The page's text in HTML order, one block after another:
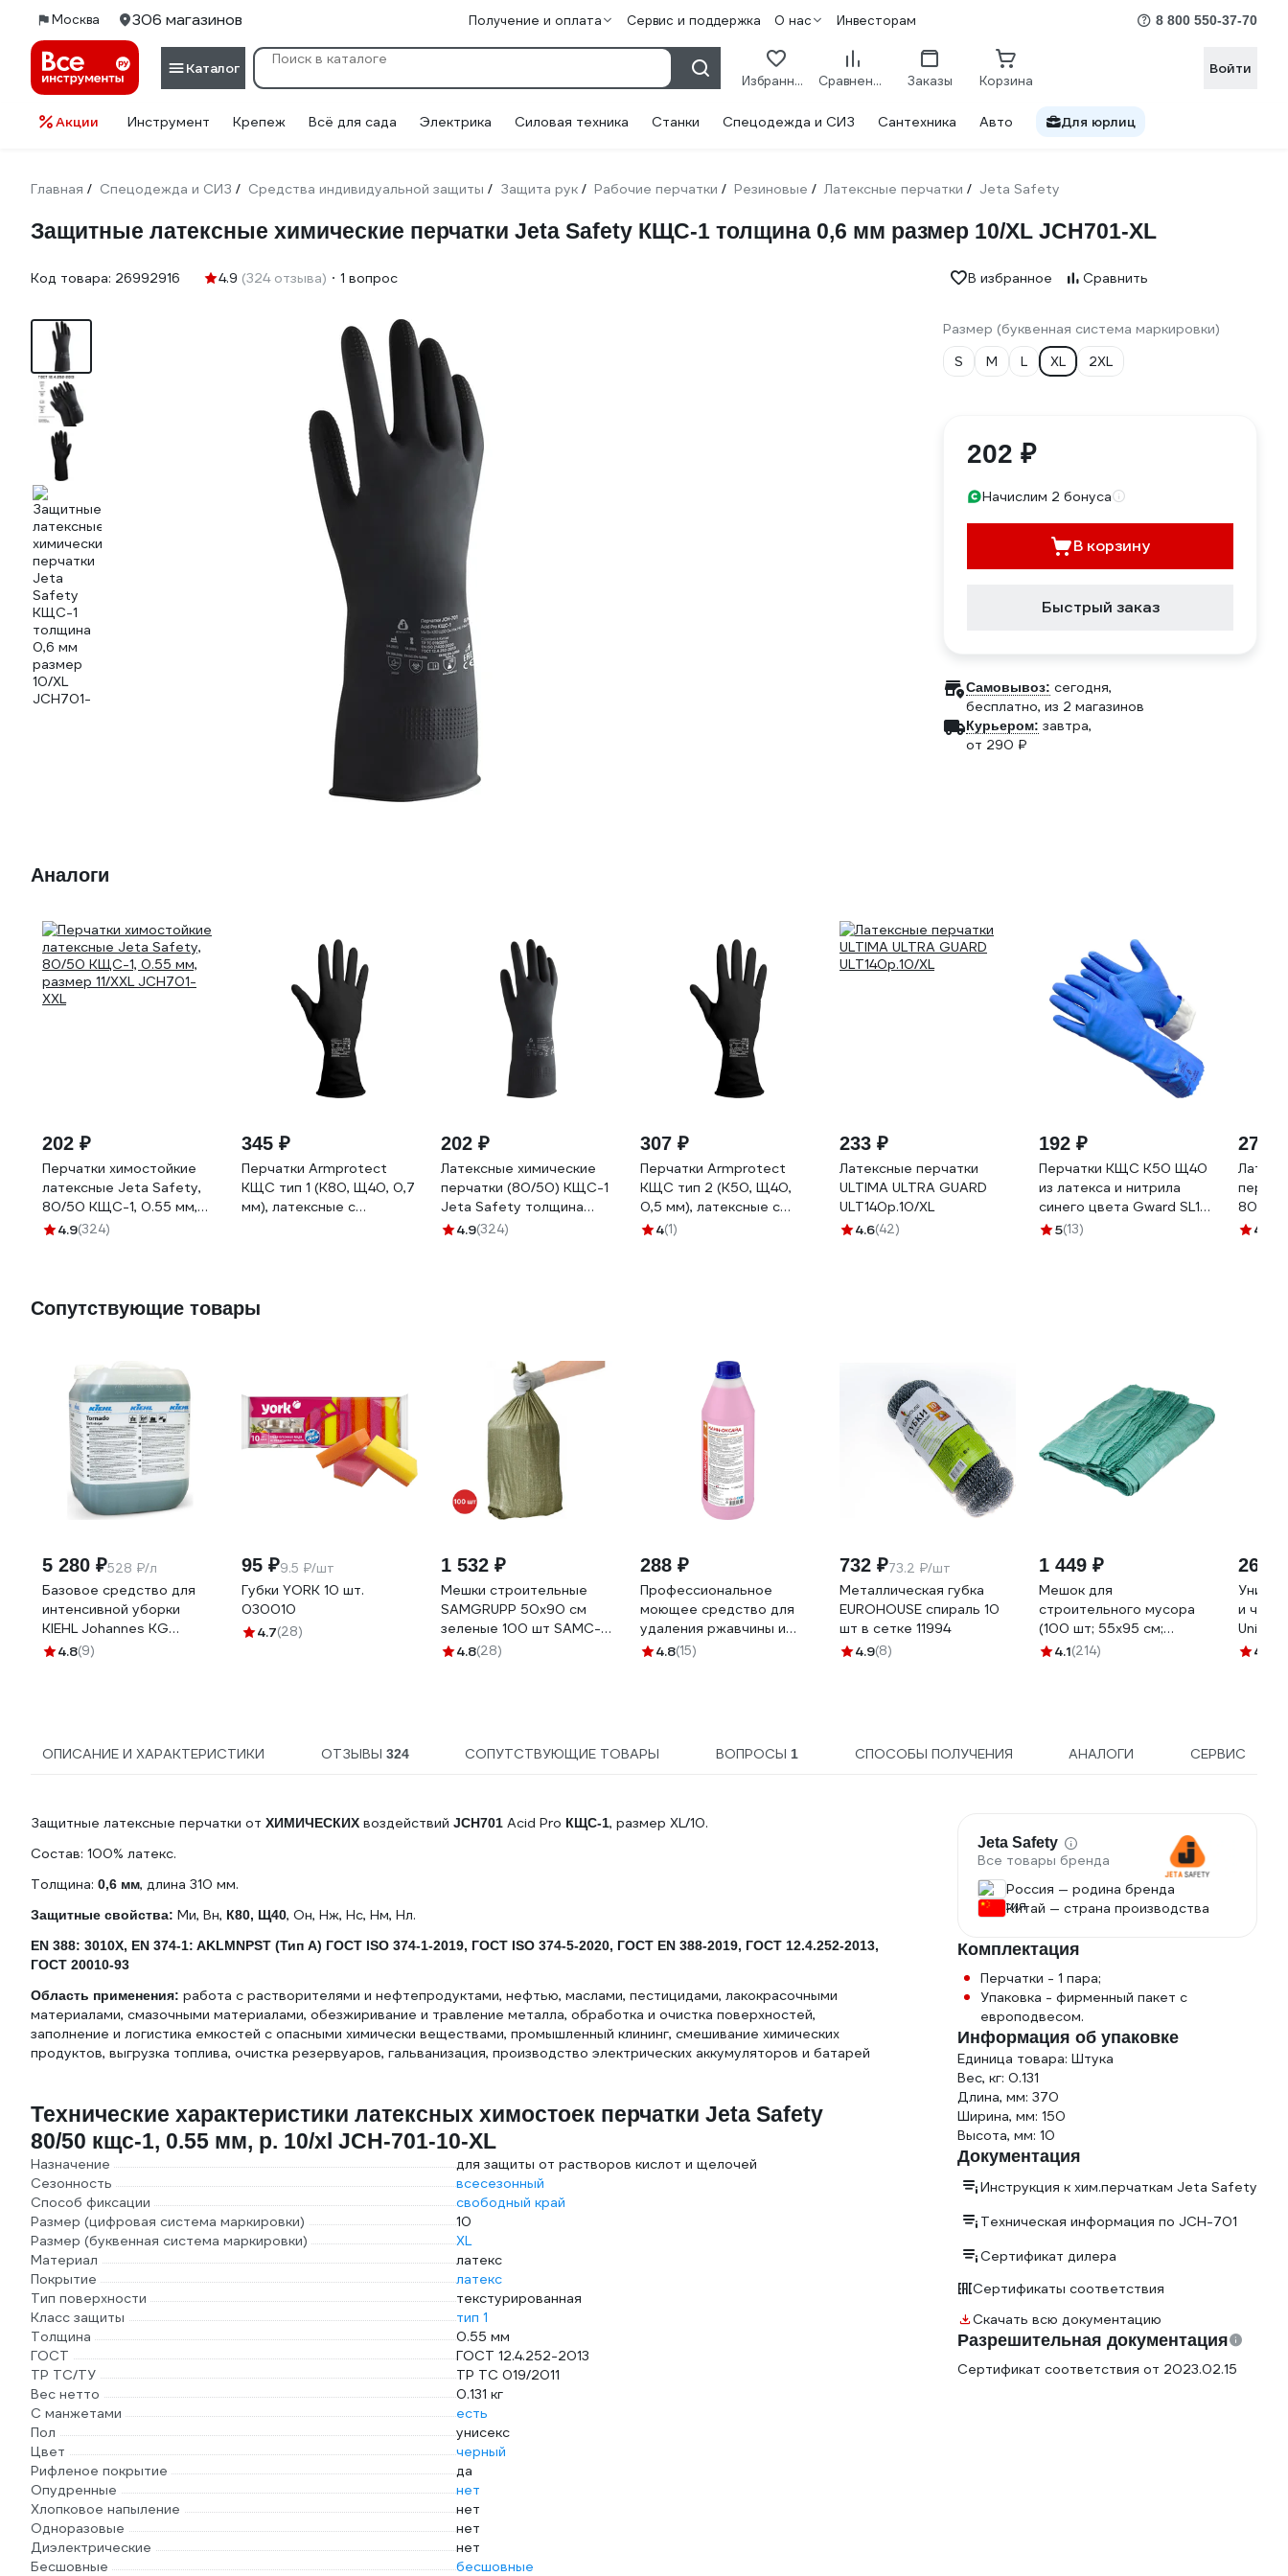
Москва 306 магазинов Получение и оплата Сервис и поддержка О нас Инвесторам 8 800 550-37-70
Каталог
Избранное Сравнение Заказы Корзина
Войти
Акции Инструмент Крепеж Всё для сада Электрика Силовая техника Станки Спецодежда и СИЗ Сантехника Авто Для юрлиц
Главная / Спецодежда и СИЗ / Средства индивидуальной защиты / Защита рук / Рабочие перчатки / Резиновые / Латексные перчатки / Jeta Safety
Защитные латексные химические перчатки Jeta Safety КЩС-1 толщина 0,6 мм размер 10/XL JCH701-XL
Код товара: 26992916 4.9 (324 отзыва) 1 вопрос В избранное Сравнить
Размер (буквенная система маркировки)
S
M L XL 2XL
202 ₽
Начислим 2 бонуса
В корзину
Быстрый заказ
Самовывоз: сегодня,
бесплатно, из 2 магазинов
Курьером: завтра,
от 290 ₽
Аналоги
202 ₽
Перчатки химостойкие
латексные Jeta Safety,
80/50 КЩС-1, 0.55 мм,
размер 11/XXL JCH701-
4.9(324)
345 ₽
Перчатки Armprotect
КЩС тип 1 (К80, Щ40, 0,7
мм), латексные с
202 ₽
Латексные химические
перчатки (80/50) КЩС-1
Jeta Safety толщина
0,55 мм размер 9/L
4.9(324)
307 ₽
Перчатки Armprotect
КЩС тип 2 (К50, Щ40,
0,5 мм), латексные с
напылением, черные, LX-
4(1)
233 ₽
Латексные перчатки
ULTIMA ULTRA GUARD
ULT140р.10/XL
4.6(42)
192 ₽
Перчатки КЩС К50 Щ40
из латекса и нитрила
синего цвета Gward SL1
размер XL 1 пара в
5(13)
279 ₽
80/50,
4.9
Сопутствующие товары
5 280 ₽528 ₽/л
Базовое средство для
интенсивной уборки
KIEHL Johannes KG
Tornado 10л j250110
4.8(9)
95 ₽9.5 ₽/шт
Губки YORK 10 шт.
030010
4.7(28)
1 532 ₽
Мешки строительные
SAMGRUPP 50x90 см
зеленые 100 шт SAMC-
041000100
4.8(28)
288 ₽
Профессиональное
моющее средство для
удаления ржавчины и
минеральных отложений
4.8(15)
732 ₽73.2 ₽/шт
Металлическая губка
EUROHOUSE спираль 10
шт в сетке 11994
4.9(8)
1 449 ₽
Мешок для
строительного мусора
(100 шт; 55х95 см;
зеленый) Gigant 12-004
4.1(214)
265 ₽
и
4.9
ОПИСАНИЕ И ХАРАКТЕРИСТИКИ ОТЗЫВЫ 324 СОПУТСТВУЮЩИЕ ТОВАРЫ ВОПРОСЫ 1 СПОСОБЫ ПОЛУЧЕНИЯ АНАЛОГИ СЕРВИС
Защитные латексные перчатки от ХИМИЧЕСКИХ воздействий JCH701 Acid Pro КЩС-1, размер XL/10.
Состав: 100% латекс.
Толщина: 0,6 мм, длина 310 мм.
Защитные свойства: Ми, Вн, К80, Щ40, Он, Нж, Нс, Нм, Нл.
EN 388: 3010X, EN 374-1: AKLMNPST (Тип А) ГОСТ ISO 374-1-2019, ГОСТ ISO 374-5-2020, ГОСТ EN 388-2019, ГОСТ 12.4.252-2013,
ГОСТ 20010-93
Область применения: работа с растворителями и нефтепродуктами, нефтью, маслами, пестицидами, лакокрасочными
материалами, смазочными материалами, обезжиривание и травление металла, обработка и очистка поверхностей,
заполнение и логистика емкостей с опасными химически веществами, промышленный клининг, смешивание химических
продуктов, выгрузка топлива, очистка резервуаров, гальванизация, производство электрических аккумуляторов и батарей
Технические характеристики латексных химостоек перчатки Jeta Safety
80/50 кщс-1, 0.55 мм, р. 10/xl JCH-701-10-XL
Назначение
для защиты от растворов кислот и щелочей
Сезонность
всесезонный
Способ фиксации
свободный край
Размер (цифровая система маркировки)
10
Размер (буквенная система маркировки)
XL
Материал
латекс
Покрытие
латекс
Тип поверхности
текстурированная
Класс защиты
тип 1
Толщина
0.55 мм
ГОСТ
ГОСТ 12.4.252-2013
ТР ТС/ТУ
ТР ТС 019/2011
Вес нетто
0.131 кг
С манжетами
есть
Пол
унисекс
Цвет
черный
Рифленое покрытие
да
Опудренные
нет
Хлопковое напыление
нет
Одноразовые
нет
Диэлектрические
нет
Бесшовные
бесшовные
Jeta Safety
Все товары бренда
Россия — родина бренда
Китай — страна производства
Комплектация
Перчатки - 1 пара;
Упаковка - фирменный пакет с
европодвесом.
Информация об упаковке
Единица товара: Штука
Вес, кг: 0.131
Длина, мм: 370
Ширина, мм: 150
Высота, мм: 10
Документация
Инструкция к хим.перчаткам Jeta Safety
Техническая информация по JCH-701
Сертификат дилера
Сертификаты соответствия
Скачать всю документацию
Разрешительная документация
Сертификат соответствия от 2023.02.15